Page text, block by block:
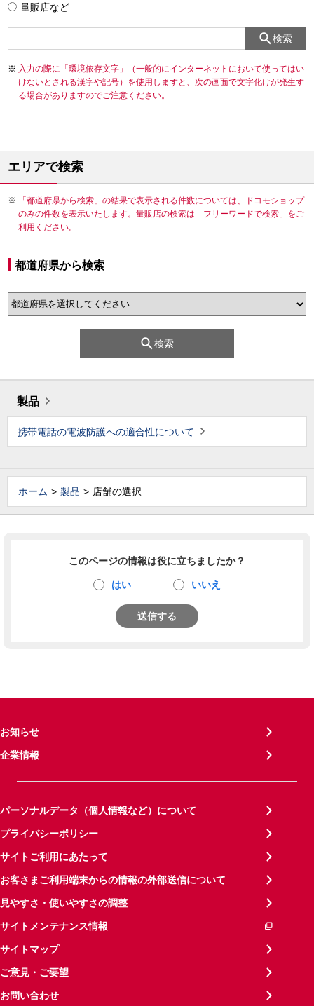
量販店など
検索
入力の際に「環境依存文字」（一般的にインターネットにおいて使ってはい
けないとされる漢字や記号）を使用しますと、次の画面で文字化けが発生す
る場合がありますのでご注意ください。
エリアで検索
「都道府県から検索」の結果で表示される件数については、ドコモショップ
のみの件数を表示いたします。量販店の検索は「フリーワードで検索」をご
利用ください。
都道府県から検索
検索
製品
携帯電話の電波防護への適合性について
ホーム 製品 店舗の選択
このページの情報は役に立ちましたか？
はい いいえ
送信する
お知らせ
企業情報
パーソナルデータ（個人情報など）について
プライバシーポリシー
サイトご利用にあたって
お客さまご利用端末からの情報の外部送信について
見やすさ・使いやすさの調整
サイトメンテナンス情報
サイトマップ
ご意見・ご要望
お問い合わせ